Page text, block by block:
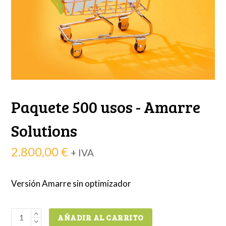
Paquete 500 usos - Amarre
Solutions
2.800,00€ + IVA
Versión Amarre sin optimizador
Paquete
AÑADIR AL CARRITO